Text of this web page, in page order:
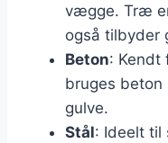
vægge. Træ
også tilbyder
Beton: Kendt
bruges
gulve.
Stål: Ideelt til